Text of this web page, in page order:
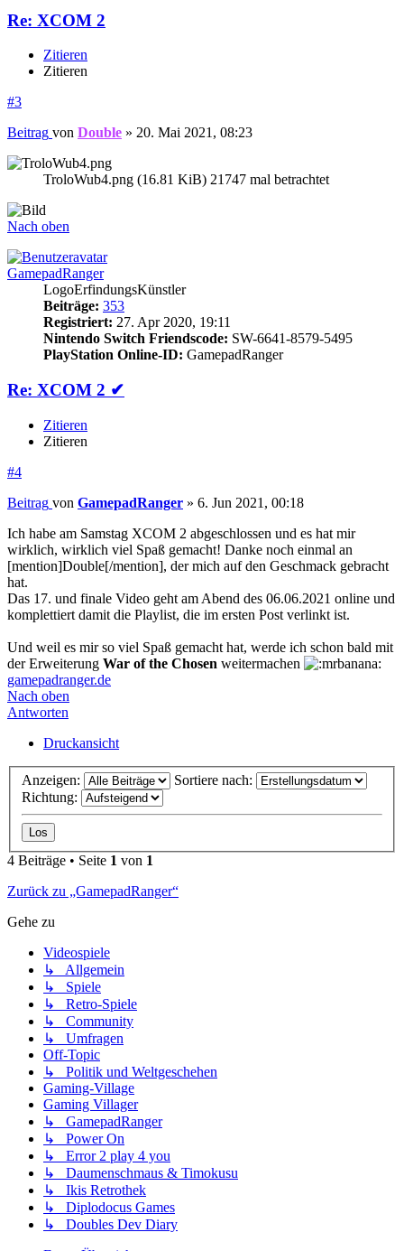
Re: XCOM 2
Zitieren
Zitieren
#3
Beitrag von Double » 20. Mai 2021, 08:23
TroloWub4.png (16.81 KiB) 21747 mal betrachtet
Nach oben
GamepadRanger
LogoErfindungsKünstler
Beiträge: 353
Registriert: 27. Apr 2020, 19:11
Nintendo Switch Friendscode: SW-6641-8579-5495
PlayStation Online-ID: GamepadRanger
Re: XCOM 2 ✔
Zitieren
Zitieren
#4
Beitrag von GamepadRanger » 6. Jun 2021, 00:18
Ich habe am Samstag XCOM 2 abgeschlossen und es hat mir
wirklich, wirklich viel Spaß gemacht! Danke noch einmal an
[mention]Double[/mention], der mich auf den Geschmack gebracht
hat.
Das 17. und finale Video geht am Abend des 06.06.2021 online und
komplettiert damit die Playlist, die im ersten Post verlinkt ist.
Und weil es mir so viel Spaß gemacht hat, werde ich schon bald mit
der Erweiterung War of the Chosen weitermachen
gamepadranger.de
Nach oben
Antworten
Druckansicht
Anzeigen:
Sortiere nach:
Richtung:
4 Beiträge • Seite 1 von 1
Zurück zu „GamepadRanger“
Gehe zu
Videospiele
↳ Allgemein
↳ Spiele
↳ Retro-Spiele
↳ Community
↳ Umfragen
Off-Topic
↳ Politik und Weltgeschehen
Gaming-Village
Gaming Villager
↳ GamepadRanger
↳ Power On
↳ Error 2 play 4 you
↳ Daumenschmaus & Timokusu
↳ Ikis Retrothek
↳ Diplodocus Games
↳ Doubles Dev Diary